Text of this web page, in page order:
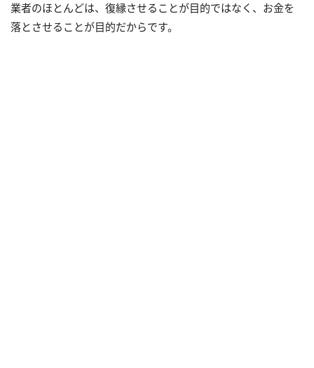
業者のほとんどは、復縁させることが目的ではなく、お金を
落とさせることが目的だからです。